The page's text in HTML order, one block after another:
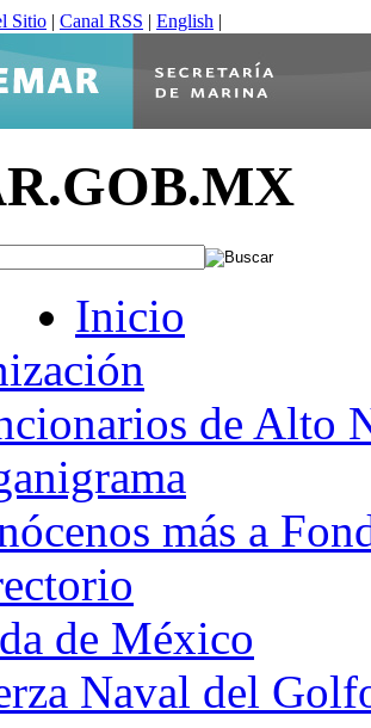
Sitio | Canal RSS | English |
Inicio
de Alto
más a
de México
Naval del